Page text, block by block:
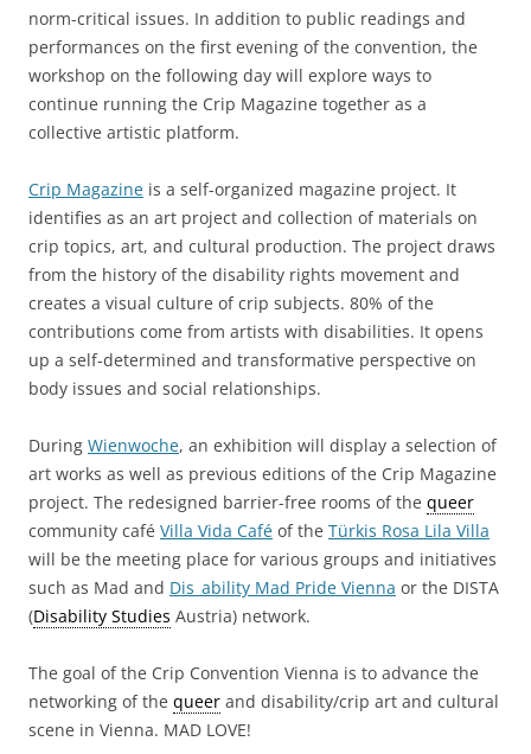
norm-critical issues. In addition to public readings and
performances on the first evening of the convention, the
workshop on the following day will explore ways to
continue running the Crip Magazine together as a
collective artistic platform.
Crip Magazine is a self-organized magazine project. It
identifies as an art project and collection of materials on
crip topics, art, and cultural production. The project draws
from the history of the disability rights movement and
creates a visual culture of crip subjects. 80% of the
contributions come from artists with disabilities. It opens
up a self-determined and transformative perspective on
body issues and social relationships.
During Wienwoche, an exhibition will display a selection of
art works as well as previous editions of the Crip Magazine
project. The redesigned barrier-free rooms of the queer
community café Villa Vida Café of the Türkis Rosa Lila Villa
will be the meeting place for various groups and initiatives
such as Mad and Dis_ability Mad Pride Vienna or the DISTA
(Disability Studies Austria) network.
The goal of the Crip Convention Vienna is to advance the
networking of the queer and disability/crip art and cultural
scene in Vienna. MAD LOVE!